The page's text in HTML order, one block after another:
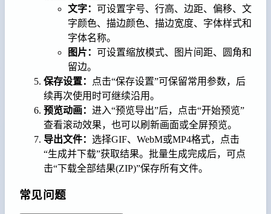
文字： 可设置字号、行高、边距、偏移、文
字颜色、描边颜色、描边宽度、字体样式和
字体名称。
图片： 可设置缩放模式、图片间距、圆角和
留边。
保存设置：
点击“保存设置”可保留常用参数，后
续再次使用时可继续沿用。
预览动画： 进入“预览导出”后，点击“开始预览”
查看滚动效果，也可以刷新画面或全屏预览。
导出文件： 选择GIF、WebM或MP4格式，点击
“生成并下载”获取结果。批量生成完成后，可点
击“下载全部结果(ZIP)”保存所有文件。
常见问题